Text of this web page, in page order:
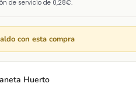
con esta compra
Huerto